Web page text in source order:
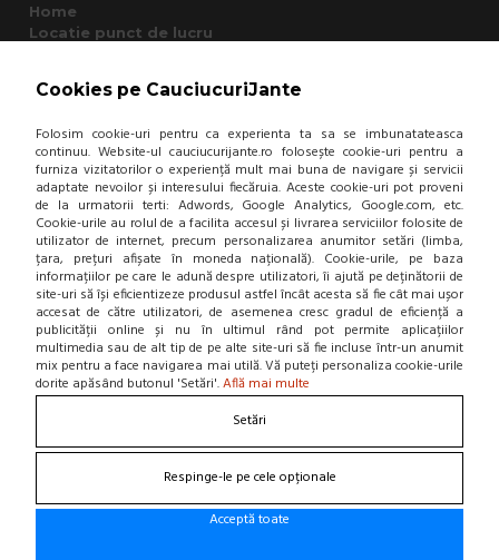
Cookies pe CauciucuriJante
Folosim cookie-uri pentru ca experienta ta sa se imbunatateasca
continuu. Website-ul cauciucurijante.ro folosește cookie-uri pentru a
furniza vizitatorilor o experiență mult mai buna de navigare și servicii
adaptate nevoilor și interesului fiecăruia. Aceste cookie-uri pot proveni
de la urmatorii terti: Adwords, Google Analytics, Google.com, etc.
Cookie-urile au rolul de a facilita accesul și livrarea serviciilor folosite de
utilizator de internet, precum personalizarea anumitor setări (limba,
țara, prețuri afișate în moneda națională). Cookie-urile, pe baza
informațiilor pe care le adună despre utilizatori, îi ajută pe deținătorii de
site-uri să își eficientizeze produsul astfel încât acesta să fie cât mai ușor
accesat de către utilizatori, de asemenea cresc gradul de eficiență a
publicității online și nu în ultimul rând pot permite aplicațiilor
multimedia sau de alt tip de pe alte site-uri să fie incluse într-un anumit
mix pentru a face navigarea mai utilă. Vă puteți personaliza cookie-urile
dorite apăsând butonul 'Setări'.Află mai multe
Setări
Respinge-le pe cele opționale
Acceptă toate
Home
Locatie punct de lucru
Contacteaza-ne
Suna la 0766 182 324, 0766 182 326
Craiova, Str. Calea Bucuresti, Bl A4, parter
(zona semafoare Institut)
office@cauciucurijante.ro
Fii la curent cu noutatile!